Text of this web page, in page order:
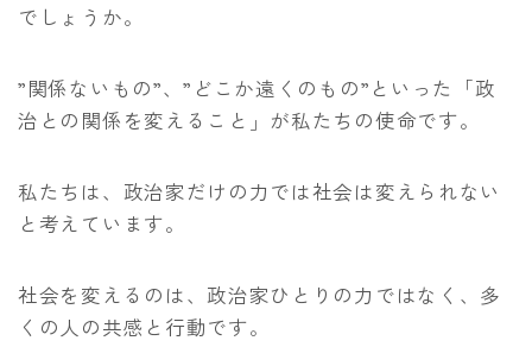
でしょうか。
”関係ないもの”、”どこか遠くのもの”といった「政
治との関係を変えること」が私たちの使命です。
私たちは、政治家だけの力では社会は変えられない
と考えています。
社会を変えるのは、政治家ひとりの力ではなく、多
くの人の共感と行動です。